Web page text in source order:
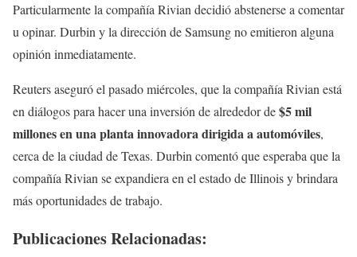
Particularmente la compañía Rivian decidió abstenerse a comentar
u opinar. Durbin y la dirección de Samsung no emitieron alguna
opinión inmediatamente.
Reuters aseguró el pasado miércoles, que la compañía Rivian está
en diálogos para hacer una inversión de alrededor de$5 mil
millones en una planta innovadora dirigida a automóviles,
cerca de la ciudad de Texas. Durbin comentó que esperaba que la
compañía Rivian se expandiera en el estado de Illinois y brindara
más oportunidades de trabajo.
Publicaciones Relacionadas: